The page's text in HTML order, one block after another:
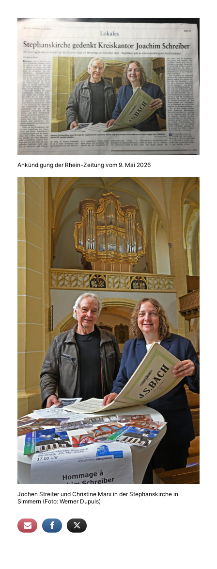
Ankündigung der Rhein-Zeitung vom 9. Mai 2026
Jochen Streiter und Christine Marx in der Stephanskirche in
Simmern (Foto: Werner Dupuis)